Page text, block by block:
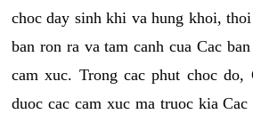
choc day sinh khi va hung khoi,
ban ron ra va tam canh cua Cac
cam xuc. Trong cac phut choc do,
duoc cac cam xuc ma truoc kia